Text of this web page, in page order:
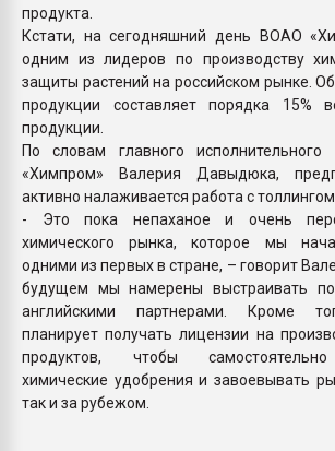
продукта.
Кстати, на сегодняшний день ВОАО
одним из лидеров по производству
защиты растений на российском рынке.
продукции составляет порядка 15%
продукции.
По словам главного
«Химпром» Валерия Давыдюка,
активно налаживается работа с толлингом.
- Это пока непаханое и очень
химического рынка, которое мы
одними из первых в стране, – говорит
будущем мы намерены выстраивать
английскими партнерами. Кроме
планирует получать лицензии на
продуктов, чтобы самостоятельно
химические удобрения и завоевывать
так и за рубежом.